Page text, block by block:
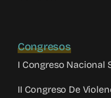
Congresos
I Congreso Nacional
II Congreso De